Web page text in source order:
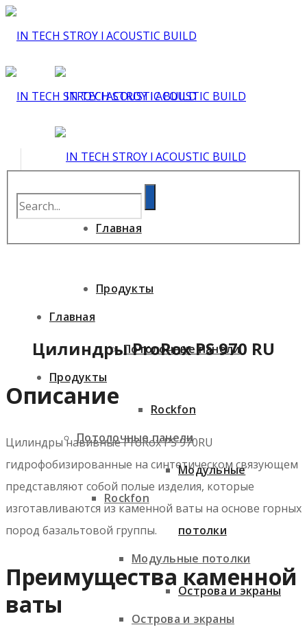
Главная
Продукты
Потолочные панели
Rockfon
Модульные потолки
Острова и экраны
Главная
Продукты
Потолочные панели
Rockfon
Модульные
потолки
Острова и экраны
Цилиндры ProRox PS 970 RU
Описание
Цилиндры навивные ProRox PS 970RU
гидрофобизированные на синтетическом связующем
представляют собой полые изделия, которые
изготавливаются из каменной ваты на основе горных
пород базальтовой группы.
Преимущества каменной
ваты